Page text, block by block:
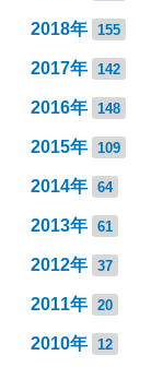
2018年 155
2017年 142
2016年 148
2015年 109
2014年 64
2013年 61
2012年 37
2011年 20
2010年 12